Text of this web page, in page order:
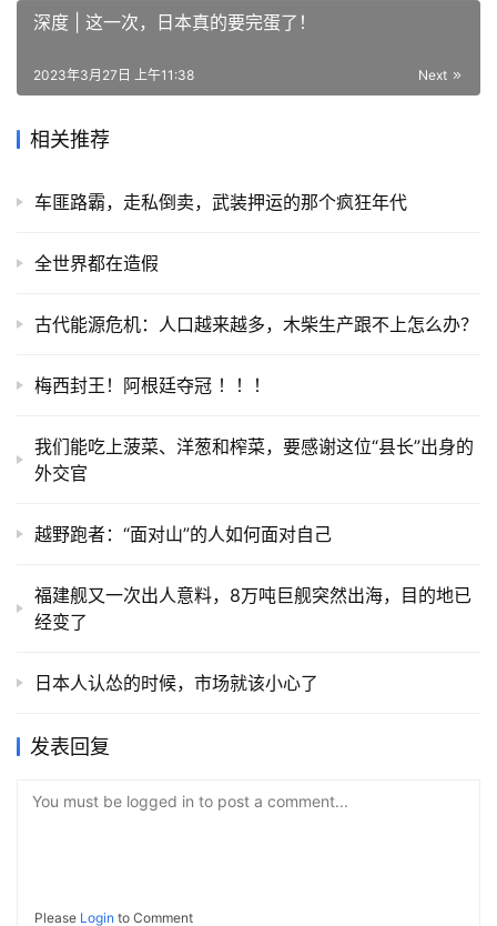
深度 | 这一次，日本真的要完蛋了！
Next
2023年3月27日 上午11:38
相关推荐
车匪路霸，走私倒卖，武装押运的那个疯狂年代
全世界都在造假
古代能源危机：人口越来越多，木柴生产跟不上怎么办？
梅西封王！阿根廷夺冠 ！！！
我们能吃上菠菜、洋葱和榨菜，要感谢这位“县长”出身的
外交官
越野跑者：“面对山”的人如何面对自己
福建舰又一次出人意料，8万吨巨舰突然出海，目的地已
经变了
日本人认怂的时候，市场就该小心了
发表回复
You must be logged in to post a comment...
Please Login to Comment